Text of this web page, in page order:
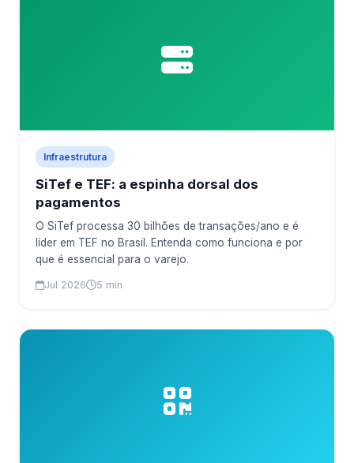
Infraestrutura
SiTef e TEF: a espinha dorsal dos
pagamentos
O SiTef processa 30 bilhões de transações/ano e é
líder em TEF no Brasil. Entenda como funciona e por
que é essencial para o varejo.
Jul 2026 5 min